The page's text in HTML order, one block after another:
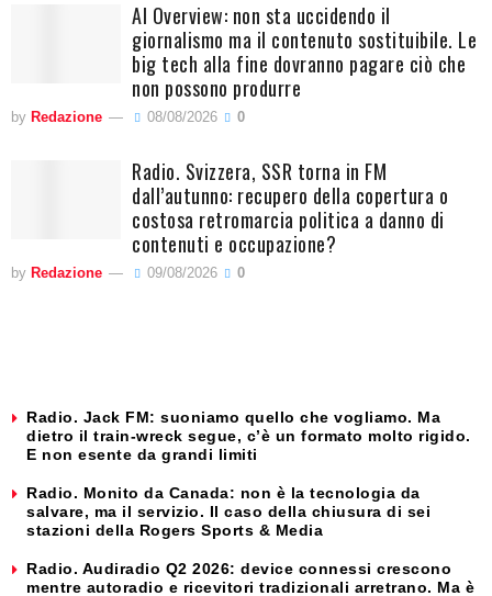
AI Overview: non sta uccidendo il
giornalismo ma il contenuto sostituibile. Le
big tech alla fine dovranno pagare ciò che
non possono produrre
by Redazione 08/08/2026 0
Radio. Svizzera, SSR torna in FM
dall’autunno: recupero della copertura o
costosa retromarcia politica a danno di
contenuti e occupazione?
by Redazione 09/08/2026 0
Radio. Jack FM: suoniamo quello che vogliamo. Ma
dietro il train-wreck segue, c’è un formato molto rigido.
E non esente da grandi limiti
Radio. Monito da Canada: non è la tecnologia da
salvare, ma il servizio. Il caso della chiusura di sei
stazioni della Rogers Sports & Media
Radio. Audiradio Q2 2026: device connessi crescono
mentre autoradio e ricevitori tradizionali arretrano. Ma è